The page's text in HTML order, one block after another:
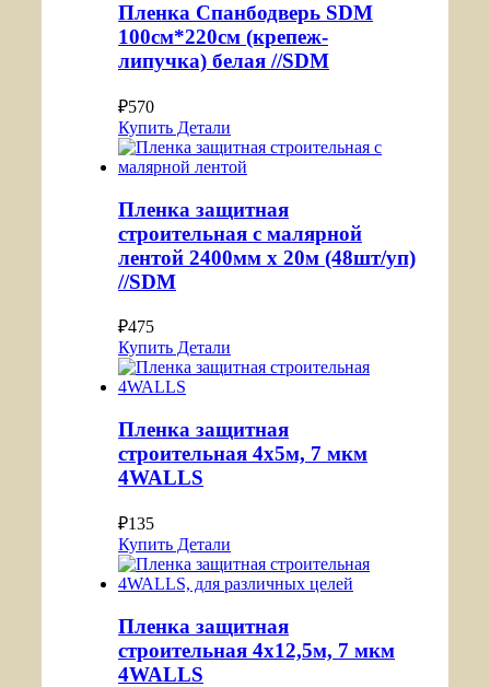
Пленка Спанбодверь SDM
100см*220см (крепеж-
липучка) белая //SDM
₽570
Купить Детали
Пленка защитная
строительная с малярной
лентой 2400мм х 20м (48шт/уп)
//SDM
₽475
Купить Детали
Пленка защитная
строительная 4х5м, 7 мкм
4WALLS
₽135
Купить Детали
Пленка защитная
строительная 4х12,5м, 7 мкм
4WALLS